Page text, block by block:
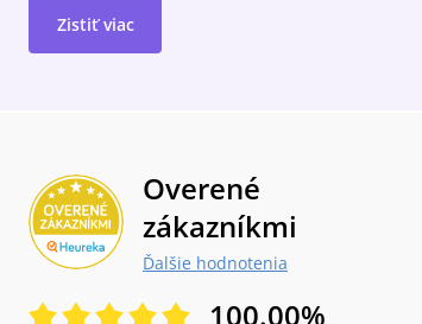
Zistiť viac
Overené
zákazníkmi
Ďalšie hodnotenia
100.00%